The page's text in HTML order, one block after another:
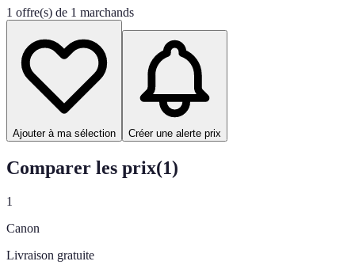
1 offre(s) de 1 marchands
Ajouter à ma sélection Créer une alerte prix
Comparer les prix(1)
1
Canon
Livraison gratuite